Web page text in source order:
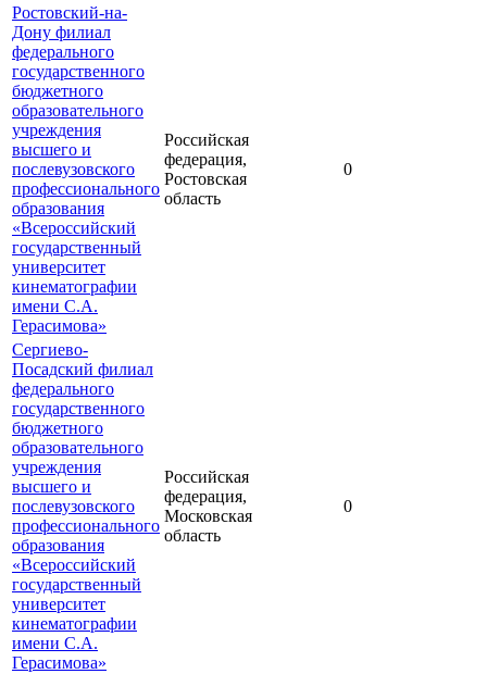
Ростовский-на-
Дону филиал
федерального
государственного
бюджетного
образовательного
учреждения
высшего и
послевузовского
профессионального
образования
«Всероссийский
государственный
университет
кинематографии
имени С.А.
Герасимова»
Российская
федерация,
Ростовская
область
0
Сергиево-
Посадский филиал
федерального
государственного
бюджетного
образовательного
учреждения
высшего и
послевузовского
профессионального
образования
«Всероссийский
государственный
университет
кинематографии
имени С.А.
Герасимова»
Российская
федерация,
Московская
область
0